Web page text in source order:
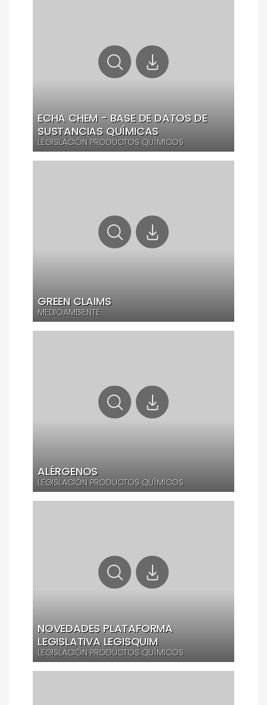
ECHA CHEM - BASE DE DATOS DE
SUSTANCIAS QUÍMICAS
LEGISLACIÓN PRODUCTOS QUÍMICOS
GREEN CLAIMS
MEDIOAMBIENTE
ALÉRGENOS
LEGISLACIÓN PRODUCTOS QUÍMICOS
NOVEDADES PLATAFORMA
LEGISLATIVA LEGISQUIM
LEGISLACIÓN PRODUCTOS QUÍMICOS